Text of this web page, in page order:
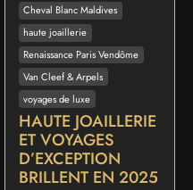
Cheval Blanc Maldives
haute joaillerie
Renaissance Paris Vendôme
Van Cleef & Arpels
voyages de luxe
HAUTE JOAILLERIE
ET VOYAGES
D’EXCEPTION
BRILLENT EN 2025